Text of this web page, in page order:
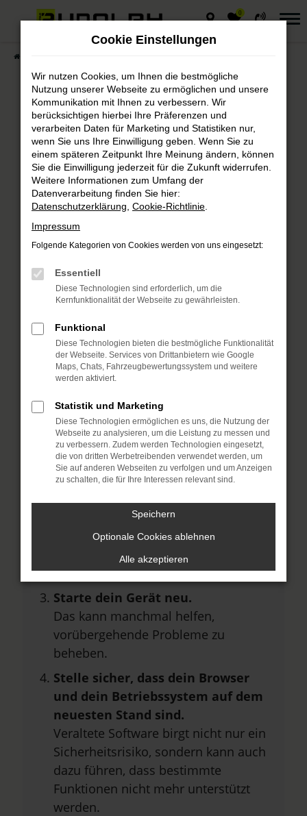
Zum
0
Autohaus Rudolph
Fahrzeugmarkt
Bei Autohaus Rudolph finden Sie
immer das passende Fahrzeug.
Fehler: Network Error
Beim Laden ist ein Fehler aufgetreten.
können:
Überprüfe deine Firewall und
deine Internetverbindung.
Laden andere Webseiten, zum
Beispiel deine Suchmaschine?
Prüfe deine
Browsererweiterungen.
Manche Erweiterungen, wie
Werbeblocker, können das Laden
bestimmter Seiten verhindern.
Funktioniert die Seite in einem
anderen Browser oder in einem
privaten Fenster?
Starte dein Gerät neu.
Das kann manchmal helfen,
vorübergehende Probleme zu
beheben.
Stelle sicher, dass dein Browser
und dein Betriebssystem auf dem
neuesten Stand sind.
Veraltete Software birgt nicht nur ein
Sicherheitsrisiko, sondern kann auch
dazu führen, dass bestimmte
Funktionen nicht mehr unterstützt
werden.
Cookie Einstellungen
Wir nutzen Cookies, um Ihnen die bestmögliche
Nutzung unserer Webseite zu ermöglichen und unsere
Kommunikation mit Ihnen zu verbessern. Wir
berücksichtigen hierbei Ihre Präferenzen und
verarbeiten Daten für Marketing und Statistiken nur,
wenn Sie uns Ihre Einwilligung geben. Wenn Sie zu
einem späteren Zeitpunkt Ihre Meinung ändern, können
Sie die Einwilligung jederzeit für die Zukunft widerrufen.
Weitere Informationen zum Umfang der
Datenverarbeitung finden Sie hier:
Datenschutzerklärung Cookie-Richtlinie
Impressum
Folgende Kategorien von Cookies werden von uns eingesetzt:
Essentiell
Diese Technologien sind erforderlich, um die
Kernfunktionalität der Webseite zu gewährleisten.
Funktional
Diese Technologien bieten die bestmögliche Funktionalität
der Webseite. Services von Drittanbietern wie Google
Maps, Chats, Fahrzeugbewertungssystem und weitere
werden aktiviert.
Statistik und Marketing
Diese Technologien ermöglichen es uns, die Nutzung der
Webseite zu analysieren, um die Leistung zu messen und
zu verbessern. Zudem werden Technologien eingesetzt,
die von dritten Werbetreibenden verwendet werden, um
Sie auf anderen Webseiten zu verfolgen und um Anzeigen
zu schalten, die für Ihre Interessen relevant sind.
Speichern
Optionale Cookies ablehnen
Alle akzeptieren